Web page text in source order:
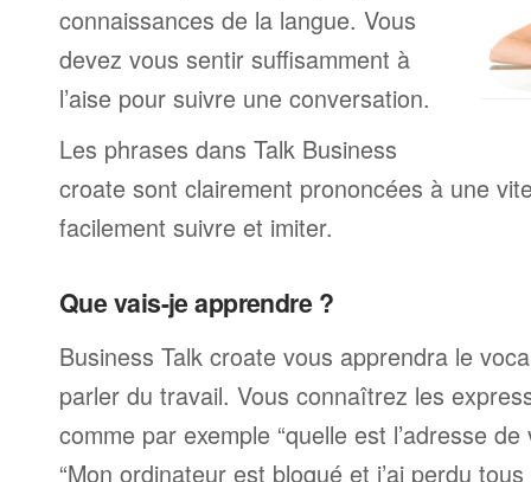
connaissances de la langue. Vous
devez vous sentir suffisamment à
l’aise pour suivre une conversation.
Les phrases dans Talk Business
croate sont clairement prononcées à une
facilement suivre et imiter.
Que vais-je apprendre ?
Business Talk croate vous apprendra le
parler du travail. Vous connaîtrez les
comme par exemple “quelle est l’adresse
“Mon ordinateur est bloqué et j’ai perdu